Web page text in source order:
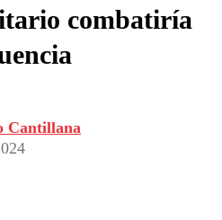
combatiría
Cantillana